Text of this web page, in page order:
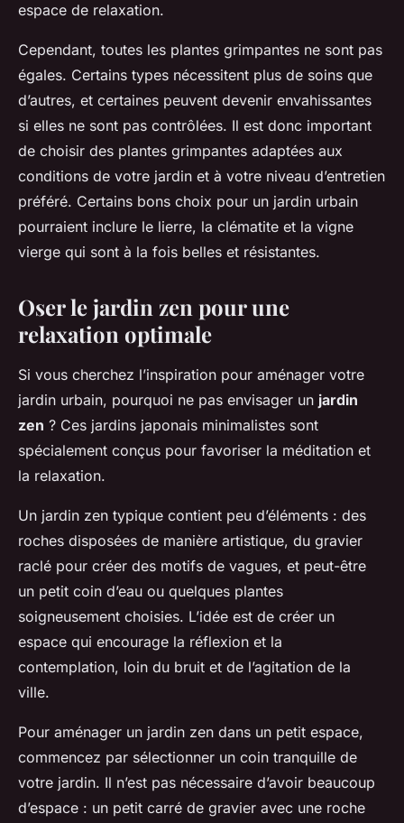
espace de relaxation.
Cependant, toutes les plantes grimpantes ne sont pas
égales. Certains types nécessitent plus de soins que
d’autres, et certaines peuvent devenir envahissantes
si elles ne sont pas contrôlées. Il est donc important
de choisir des plantes grimpantes adaptées aux
conditions de votre jardin et à votre niveau d’entretien
préféré. Certains bons choix pour un jardin urbain
pourraient inclure le lierre, la clématite et la vigne
vierge qui sont à la fois belles et résistantes.
Oser le jardin zen pour une
relaxation optimale
Si vous cherchez l’inspiration pour aménager votre
jardin urbain, pourquoi ne pas envisager un jardin
zen ? Ces jardins japonais minimalistes sont
spécialement conçus pour favoriser la méditation et
la relaxation.
Un jardin zen typique contient peu d’éléments : des
roches disposées de manière artistique, du gravier
raclé pour créer des motifs de vagues, et peut-être
un petit coin d’eau ou quelques plantes
soigneusement choisies. L’idée est de créer un
espace qui encourage la réflexion et la
contemplation, loin du bruit et de l’agitation de la
ville.
Pour aménager un jardin zen dans un petit espace,
commencez par sélectionner un coin tranquille de
votre jardin. Il n’est pas nécessaire d’avoir beaucoup
d’espace : un petit carré de gravier avec une roche